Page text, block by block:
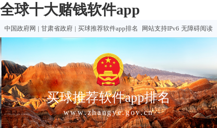
全球十大赌钱软件app
中国政府网 | 甘肃省政府 | 买球推荐软件app排名 网站支持IPv6 无障碍阅读
买球推荐软件app排名
www.zhangye.gov.cn